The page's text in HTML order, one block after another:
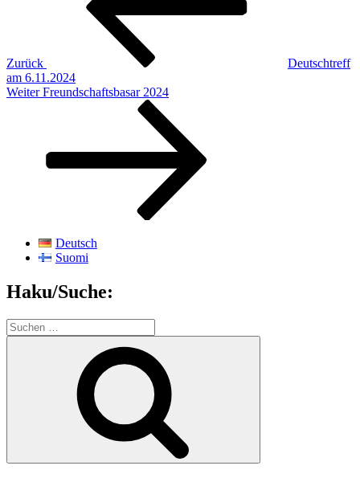
Zurück
Deutschtreff
am 6.11.2024
Nächster
Weiter Freundschaftsbasar 2024
Deutsch
Suomi
Haku/Suche:
Suchen
nach: